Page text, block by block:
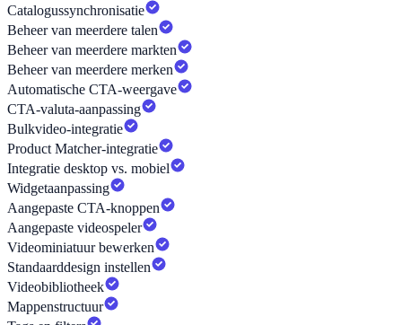
Catalogussynchronisatie
Beheer van meerdere talen
Beheer van meerdere markten
Beheer van meerdere merken
Automatische CTA-weergave
CTA-valuta-aanpassing
Bulkvideo-integratie
Product Matcher-integratie
Integratie desktop vs. mobiel
Widgetaanpassing
Aangepaste CTA-knoppen
Aangepaste videospeler
Videominiatuur bewerken
Standaarddesign instellen
Videobibliotheek
Mappenstructuur